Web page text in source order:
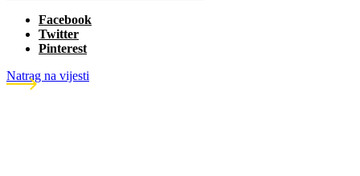
Facebook
Twitter
Pinterest
Natrag na vijesti